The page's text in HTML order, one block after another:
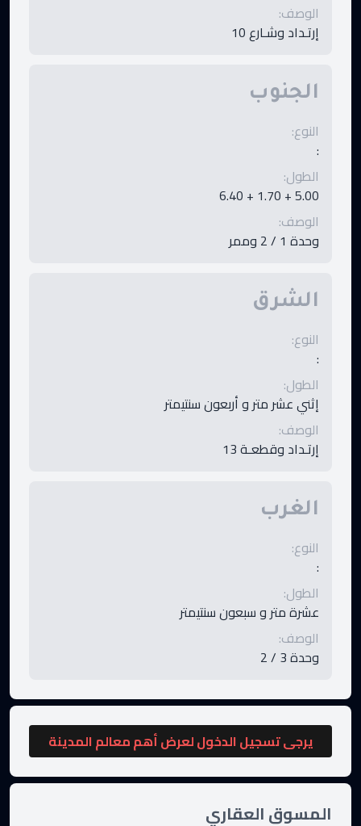
الوصف:
إرتـداد وشـارع 10
الجنوب
النوع:
:
الطول:
5.00 + 1.70 + 6.40
الوصف:
وحدة 1 / 2 وممر
الشرق
النوع:
:
الطول:
إثني عشر متر و أربعون سنتيمتر
الوصف:
إرتـداد وقطعـة 13
الغرب
النوع:
:
الطول:
عشرة متر و سبعون سنتيمتر
الوصف:
وحدة 3 / 2
يرجى تسجيل الدخول لعرض أهم معالم المدينة
المسوق العقاري